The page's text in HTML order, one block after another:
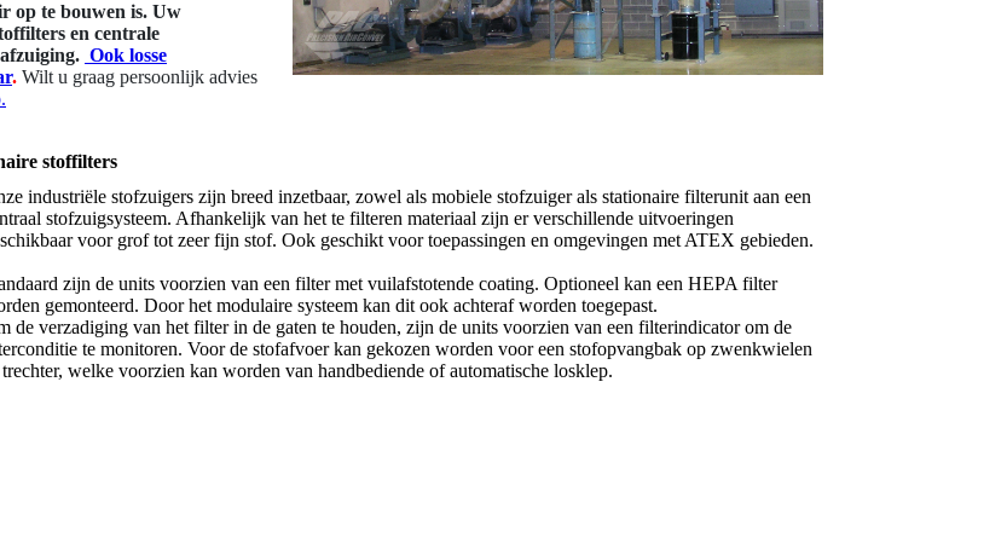
op te bouwen is. Uw
en centrale
Ook losse
. Wilt u graag persoonlijk advies
industriële stofzuigers zijn breed inzetbaar, zowel als mobiele stofzuiger als stationaire filterunit aan een
stofzuigsysteem. Afhankelijk van het te filteren materiaal zijn er verschillende uitvoeringen
voor grof tot zeer fijn stof. Ook geschikt voor toepassingen en omgevingen met ATEX gebieden.
zijn de units voorzien van een filter met vuilafstotende coating. Optioneel kan een HEPA filter
gemonteerd. Door het modulaire systeem kan dit ook achteraf worden toegepast.
de verzadiging van het filter in de gaten te houden, zijn de units voorzien van een filterindicator om de
te monitoren. Voor de stofafvoer kan gekozen worden voor een stofopvangbak op zwenkwielen
welke voorzien kan worden van handbediende of automatische losklep.